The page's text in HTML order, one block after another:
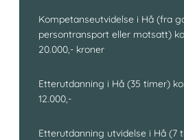
Kompetanseutvidelse i Hå (fra
persontransport eller motsatt)
20.000,- kroner
Etterutdanning i Hå (35 timer)
12.000,-
Etterutdanning utvidelse i Hå (7